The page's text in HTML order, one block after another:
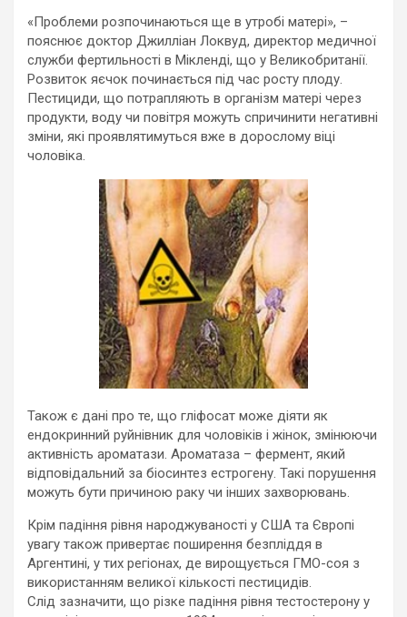
«Проблеми розпочинаються ще в утробі матері», –
пояснює доктор Джилліан Локвуд, директор медичної
служби фертильності в Мікленді, що у Великобританії.
Розвиток яєчок починається під час росту плоду.
Пестициди, що потрапляють в організм матері через
продукти, воду чи повітря можуть спричинити негативні
зміни, які проявлятимуться вже в дорослому віці
чоловіка.
Також є дані про те, що гліфосат може діяти як
ендокринний руйнівник для чоловіків і жінок, змінюючи
активність ароматази. Ароматаза – фермент, який
відповідальний за біосинтез естрогену. Такі порушення
можуть бути причиною раку чи інших захворювань.
Крім падіння рівня народжуваності у США та Європі
увагу також привертає поширення безпліддя в
Аргентині, у тих регіонах, де вирощується ГМО-соя з
використанням великої кількості пестицидів.
Слід зазначити, що різке падіння рівня тестостерону у